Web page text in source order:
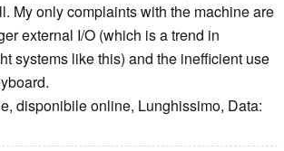
My only complaints with the machine are
external I/O (which is a trend in
systems like this) and the inefficient use
disponibile online, Lunghissimo, Data: